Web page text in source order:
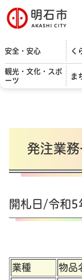
明石市
安全・安心 く
観光・文化・スポ
ーツ
ま
発注業務
開札日/令和5
業種 物品